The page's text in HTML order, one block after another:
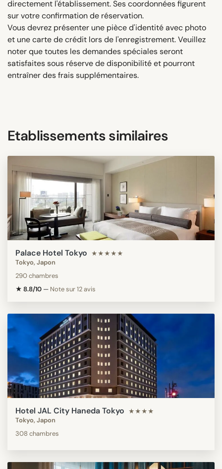
directement l'établissement. Ses coordonnées figurent
sur votre confirmation de réservation.
Vous devrez présenter une pièce d'identité avec photo
et une carte de crédit lors de l'enregistrement. Veuillez
noter que toutes les demandes spéciales seront
satisfaites sous réserve de disponibilité et pourront
entraîner des frais supplémentaires.
Etablissements similaires
Palace Hotel Tokyo ★★★★★
Tokyo, Japon
290 chambres
★ 8.8/10 — Note sur 12 avis
Hotel JAL City Haneda Tokyo ★★★★
Tokyo, Japon
308 chambres